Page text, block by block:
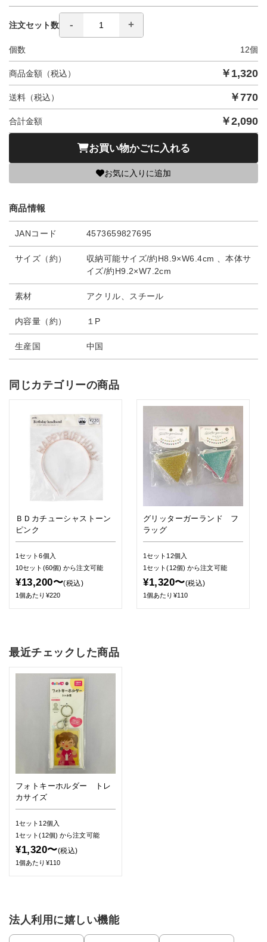
注文セット数
個数 12個
商品金額（税込） ￥ 1,320
送料（税込） ￥770
合計金額 ￥2,090
お買い物かごに入れる
お気に入りに追加
商品情報
JANコード 4573659827695
サイズ（約）
収納可能サイズ/約H8.9×W6.4cm 、本体サ
イズ/約H9.2×W7.2cm
素材 アクリル、スチール
内容量（約） １P
生産国 中国
同じカテゴリーの商品
ＢＤカチューシャストーン
ピンク
1セット6個入
10セット(60個)から注文可能
¥13,200〜(税込)
1個あたり¥220
グリッターガーランド フ
ラッグ
1セット12個入
1セット(12個)から注文可能
¥1,320〜(税込)
1個あたり¥110
最近チェックした商品
フォトキーホルダー トレ
カサイズ
1セット12個入
1セット(12個)から注文可能
¥1,320〜(税込)
1個あたり¥110
法人利用に嬉しい機能